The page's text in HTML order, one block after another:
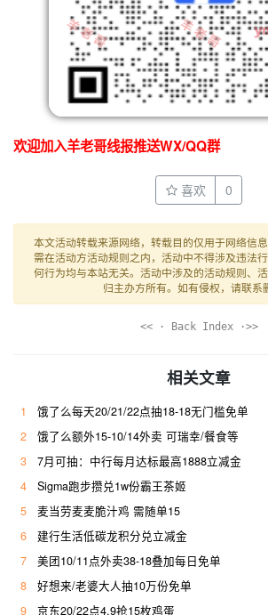
欢迎加入羊老哥线报推送WX/QQ群
喜欢 0
本文活动转载来源网络，转载目的仅用于网络信
需在活动方活动规则之内，活动中不得涉及违法
何行为均与本站无关。活动中涉及的活动规则、
归主办方所有。如有侵权，请联系
<< · Back Index ·>>
相关文章
1
饿了么每天20/21/22点抽18-18无门槛免单
2
饿了么额外15-10/14外卖 可瑞幸/餐食等
3
7月可抽：中行每月达标最高1888立减金
4
Sigma跑步攒兑1w份霸王茶姬
5
麦当劳麦麦脆汁鸡 需随单15
6
建行生活低碳龙积分兑立减金
7
美团10/11点外卖38-18叠加每日免单
8
好想来/老婆大人抽10万份免单
9
京东20/22点4.9抢15枚鸡蛋